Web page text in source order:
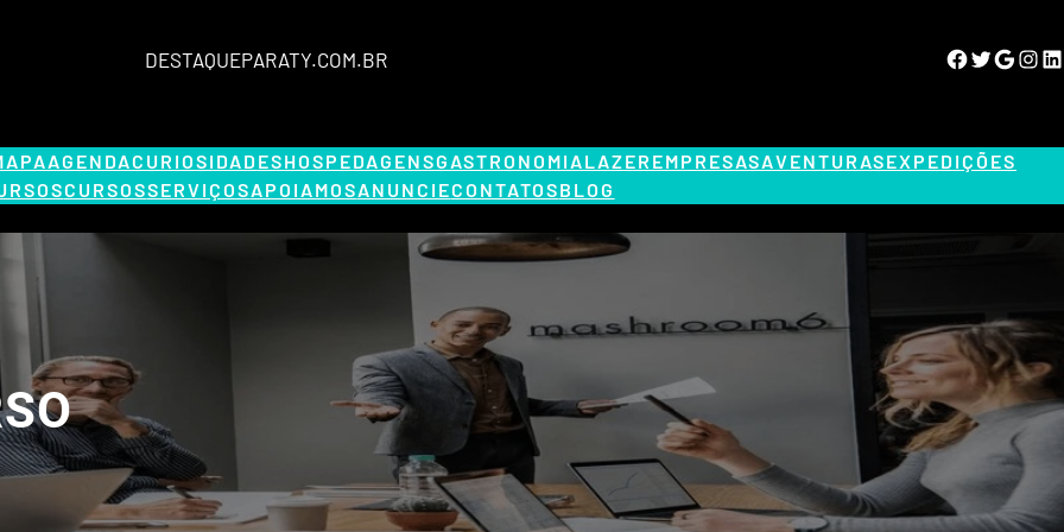
DESTAQUEPARATY.COM.BR Facebook Twitter Google Instagram LinkedIn
AGENDACURIOSIDADESHOSPEDAGENSGASTRONOMIALAZER EMPRESASAVENTURASEXPEDIÇÕES
CURSOSSERVIÇOSAPOIAMOSANUNCIECONTATOSBLOG